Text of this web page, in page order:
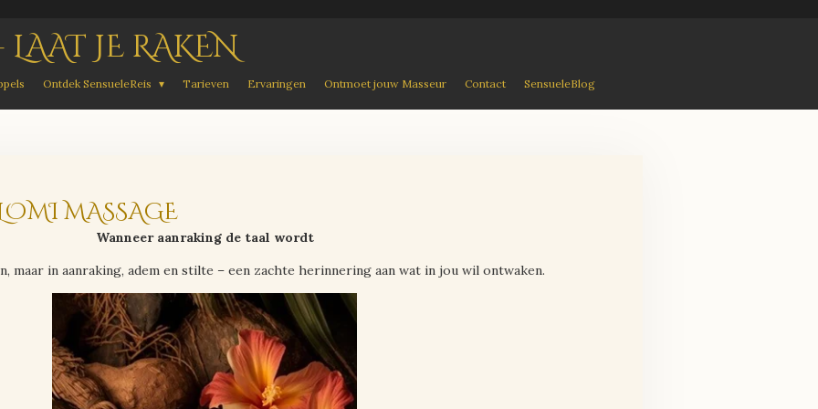
LAAT JE RAKEN
Ontdek SensueleReis Tarieven Ervaringen Ontmoet jouw Masseur Contact SensueleBlog
MASSAGE
Wanneer aanraking de taal wordt
maar in aanraking, adem en stilte – een zachte herinnering aan wat in jou wil ontwaken.